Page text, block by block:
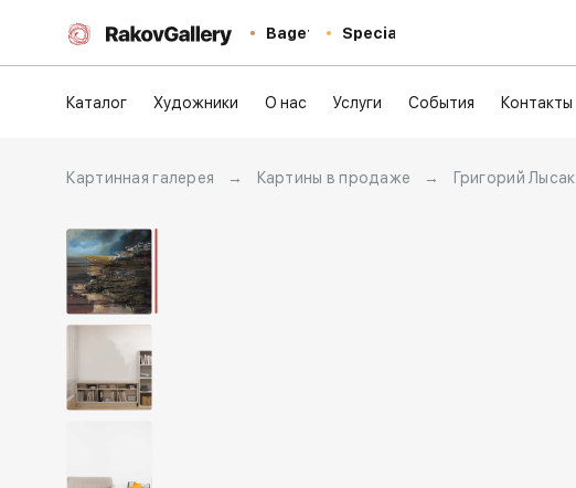
Baget Special
Каталог Художники О нас Услуги События Контакты
Картинная галерея → Картины в продаже → Григорий Лысак